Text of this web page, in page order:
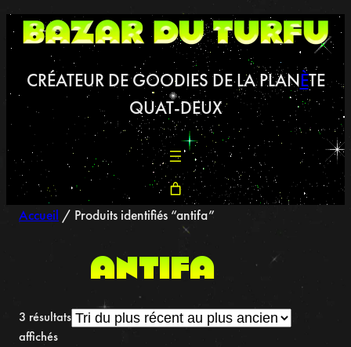
Aller
au
CRÉATEUR DE GOODIES DE LA PLANÈTE
QUAT-DEUX
Accueil / Produits identifiés “antifa”
antifa
3 résultats
affichésTrié